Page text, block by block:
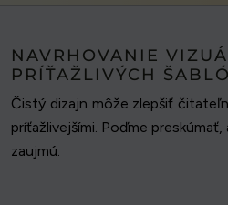
NAVRHOVANIE
PRÍŤAŽLIVÝCH
Čistý dizajn môže zlepšiť
príťažlivejšími. Poďme
zaujmú.